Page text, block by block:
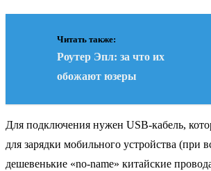
Читать также:
Роутер Эпл: за что их
обожают юзеры
Для подключения нужен USB-кабель,
для зарядки мобильного устройства (при
дешевенькие «no-name» китайские